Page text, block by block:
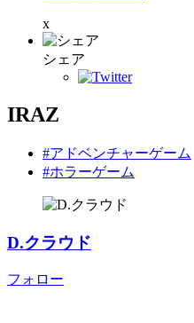
x
シェア
IRAZ
#アドベンチャーゲーム
#ホラーゲーム
D.クラウド
フォロー